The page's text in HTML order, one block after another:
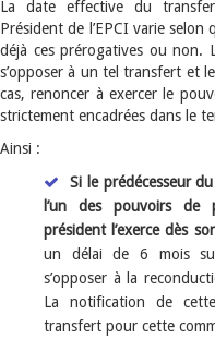
La date effective du
Président de l’EPCI varie
déjà ces prérogatives ou non.
s’opposer à un tel transfert et
cas, renoncer à exercer le
strictement encadrées dans le
Ainsi :
Si le prédécesseur
l’un des pouvoirs de
président l’exerce dès
un délai de 6 mois
s’opposer à la
La notification de
transfert pour cette